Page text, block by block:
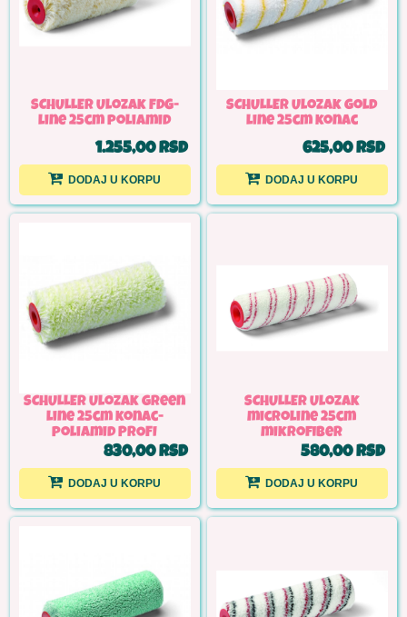
SCHULLER Ulozak FDG-
line 25cm poliamid
1.255,00 RSD
DODAJ U KORPU
SCHULLER Ulozak gold
line 25cm konac
625,00 RSD
DODAJ U KORPU
SCHULLER Ulozak green
line 25cm konac-
poliamid PROFI
830,00 RSD
DODAJ U KORPU
SCHULLER Ulozak
microline 25cm
mikrofiber
580,00 RSD
DODAJ U KORPU